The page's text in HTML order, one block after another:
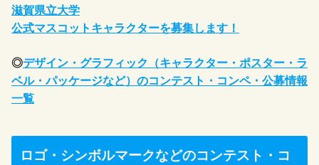
滋賀県立大学
公式マスコットキャラクターを募集します！
◎デザイン・グラフィック（キャラクター・ポスター・ラ
ベル・パッケージなど）のコンテスト・コンペ・公募情報
一覧
ロゴ・シンボルマークなどのコンテスト・コ